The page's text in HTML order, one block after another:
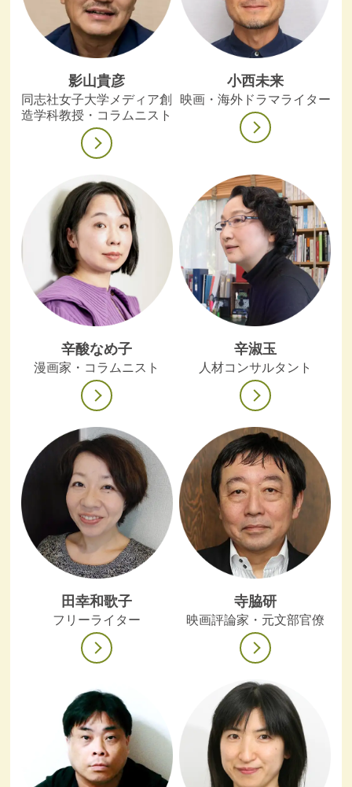
影山貴彦
同志社女子大学メディア創
造学科教授・コラムニスト
小西未来
映画・海外ドラマライター
辛酸なめ子
漫画家・コラムニスト
辛淑玉
人材コンサルタント
田幸和歌子
フリーライター
寺脇研
映画評論家・元文部官僚